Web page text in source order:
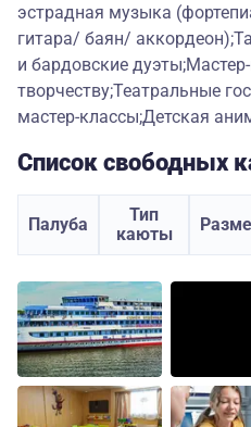
эстрадная музыка
гитара/ баян/
и бардовские
творчеству;Театральные
мастер-классы;Детская
Список свободных
Палуба
Тип
каюты